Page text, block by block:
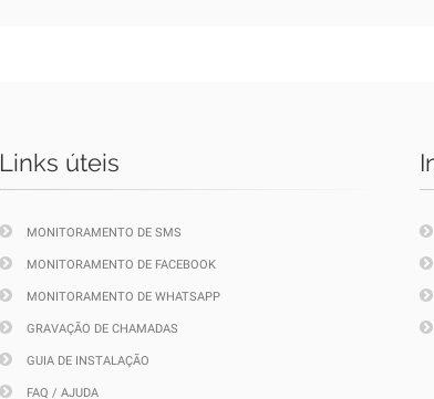
Links úteis
MONITORAMENTO DE SMS
MONITORAMENTO DE FACEBOOK
MONITORAMENTO DE WHATSAPP
GRAVAÇÃO DE CHAMADAS
GUIA DE INSTALAÇÃO
FAQ / AJUDA